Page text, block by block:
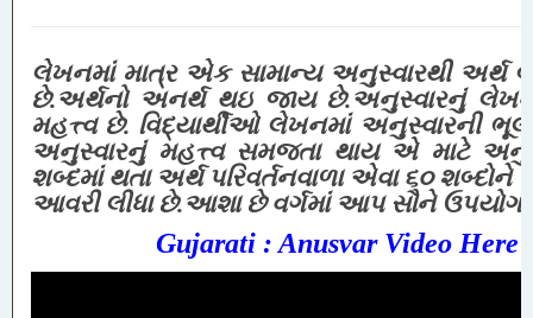
લેખનમાં માત્ર એક સામાન્ય અનુસ્વારથી અર્થ
છે.અર્થનો અનર્થ થઇ જાય છે.અનુસ્વારનું
મહત્ત્વ છે. વિદ્યાર્થીઓ લેખનમાં અનુસ્વારની
અનુસ્વારનું મહત્ત્વ સમજતા થાય એ માટે
શબ્દમાં થતા અર્થ પરિવર્તનવાળા એવા ૬૦ શબ્દોને
આવરી લીધા છે.આશા છે વર્ગમાં આપ સૌને
Gujarati : Anusvar Video Here